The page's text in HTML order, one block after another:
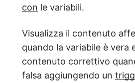
con le variabili.
Visualizza il contenuto
quando la variabile è vera
contenuto correttivo
falsa aggiungendo un